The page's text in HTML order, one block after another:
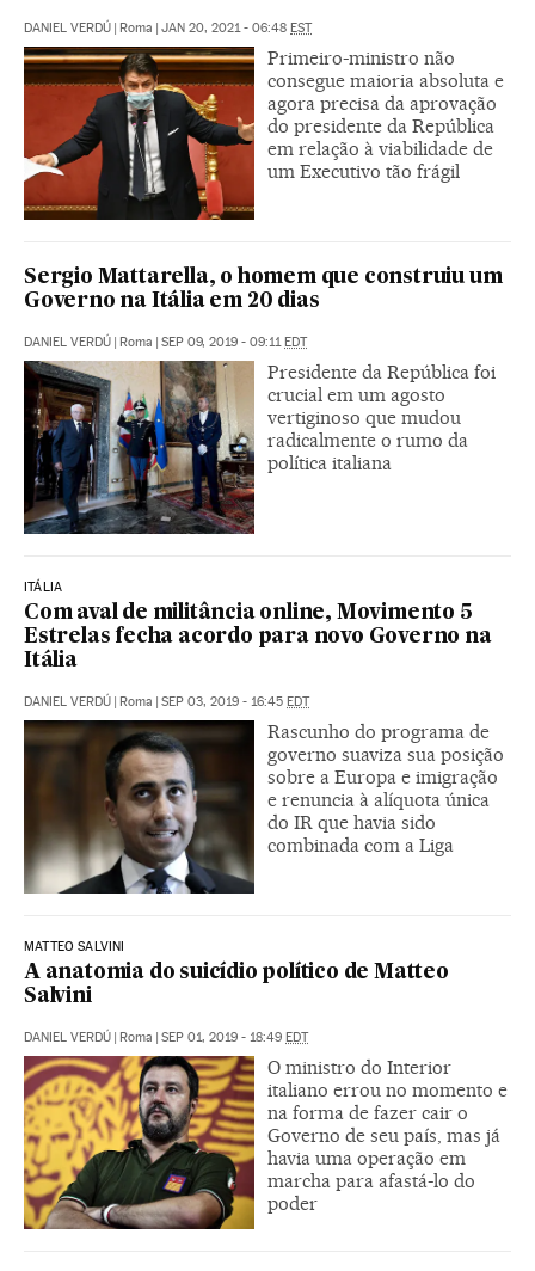
DANIEL VERDÚ Roma JAN 20, 2021 - 06:48 EST
Primeiro-ministro não
consegue maioria absoluta e
agora precisa da aprovação
do presidente da República
em relação à viabilidade de
um Executivo tão frágil
Sergio Mattarella, o homem que construiu um
Governo na Itália em 20 dias
DANIEL VERDÚ | Roma | SEP 09, 2019 - 09:11EDT
Presidente da República foi
crucial em um agosto
vertiginoso que mudou
radicalmente o rumo da
política italiana
ITÁLIA
Com aval de militância online, Movimento 5
Estrelas fecha acordo para novo Governo na
Itália
DANIEL VERDÚ | Roma | SEP 03, 2019 - 16:45 EDT
Rascunho do programa de
governo suaviza sua posição
sobre a Europa e imigração
e renuncia à alíquota única
do IR que havia sido
combinada com a Liga
MATTEO SALVINI
A anatomia do suicídio político de Matteo
Salvini
DANIEL VERDÚ | Roma | SEP 01, 2019 - 18:49 EDT
O ministro do Interior
italiano errou no momento e
na forma de fazer cair o
Governo de seu país, mas já
havia uma operação em
marcha para afastá-lo do
poder